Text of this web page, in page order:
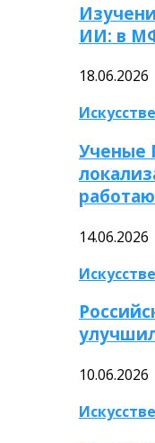
ИИ: в
18.06.2026
Ученые
14.06.2026
10.06.2026